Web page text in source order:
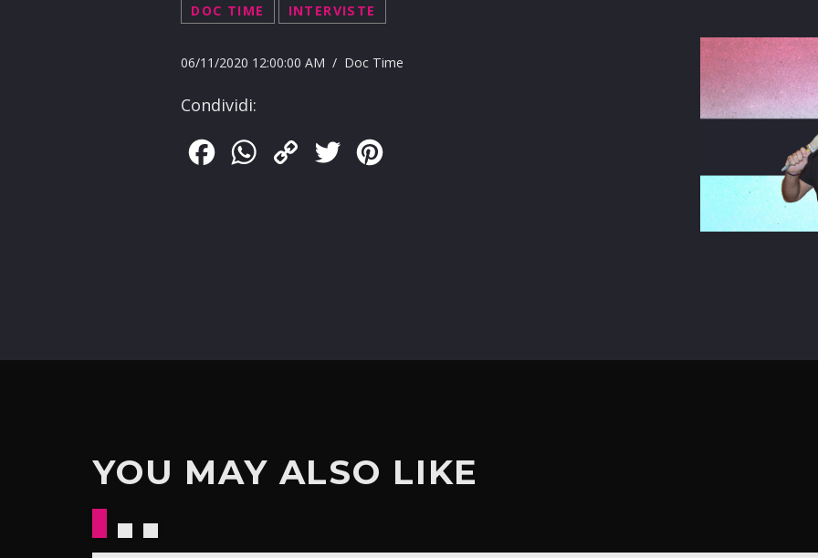
DOC TIME INTERVISTE
06/11/2020 12:00:00 AM / Doc Time
Condividi:
FacebookWhatsApp
Copy
Twitter
YOU MAY ALSO LIKE